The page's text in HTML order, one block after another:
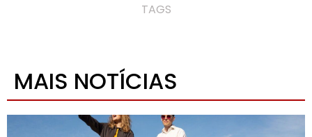
TAGS
MAIS NOTÍCIAS